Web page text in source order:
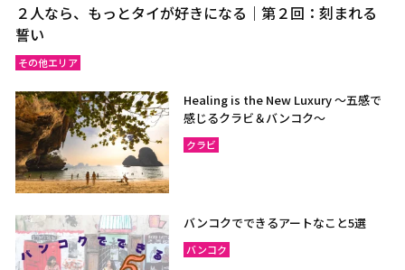
２人なら、もっとタイが好きになる｜第２回：刻まれる
誓い
その他エリア
Healing is the New Luxury ～五感で
感じるクラビ＆バンコク～
クラビ
バンコクでできるアートなこと5選
バンコク